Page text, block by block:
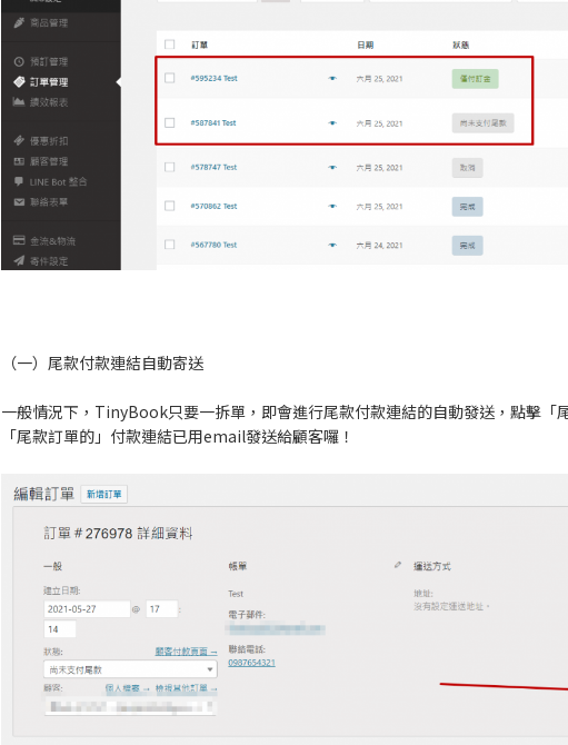
（一）尾款付款連結自動寄送
一般情況下，TinyBook只要一拆單，即會進行尾款付款連結的自動發送，點擊「
「尾款訂單的」付款連結已用email發送給顧客囉！